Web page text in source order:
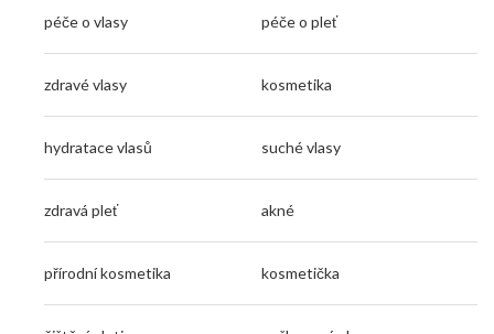
péče o vlasy péče o pleť
zdravé vlasy kosmetika
hydratace vlasů suché vlasy
zdravá pleť akné
přírodní kosmetika kosmetička